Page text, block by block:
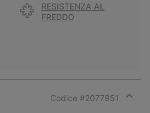
RESISTENZA AL
FREDDO
Codice #2077951